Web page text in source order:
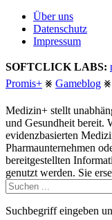
Über uns
Datenschutz
Impressum
SOFTCLICK LABS:
Promis+ ⨳ Gameblog ⨳
Medizin+ stellt
und Gesundheit bereit.
evidenzbasierten
Pharmaunternehmen
bereitgestellten
genutzt werden. Sie
Suchbegriff eingeben